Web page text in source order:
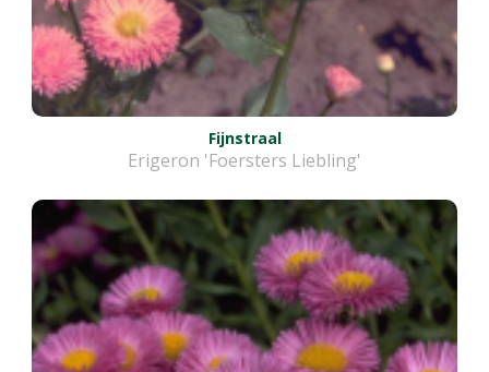
Fijnstraal
Erigeron 'Foersters Liebling'